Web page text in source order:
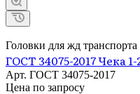
Головки для жд транспорта
ГОСТ 34075-2017 Чека 1-
Арт. ГОСТ 34075-2017
Цена по запросу